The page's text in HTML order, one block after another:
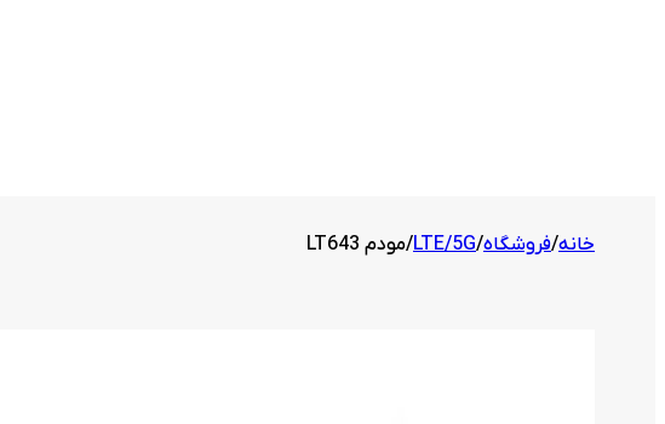
خانه/فروشگاه/
LTE/5G
/مودم LT643